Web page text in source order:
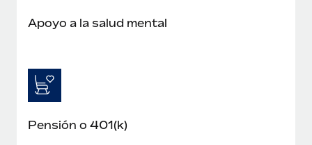
Apoyo a la salud mental
Pensión o 401(k)